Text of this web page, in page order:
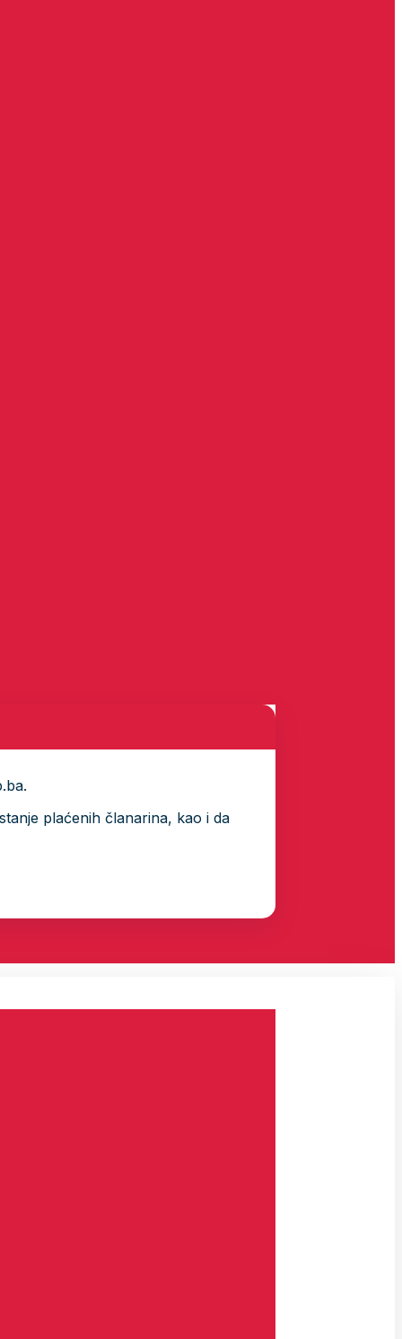
plaćenih članarina, kao i da